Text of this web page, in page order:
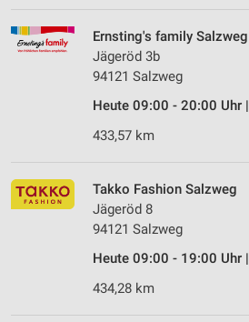
Ernsting's family Salzweg
Jägeröd 3b
94121 Salzweg
Heute 09:00 - 20:00 Uhr |
433,57 km
Takko Fashion Salzweg
Jägeröd 8
94121 Salzweg
Heute 09:00 - 19:00 Uhr |
434,28 km